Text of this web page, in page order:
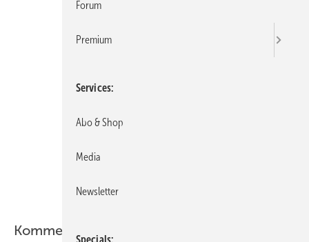
Kommentar
Forum
Premium
Services
Abo & Shop
Media
Newsletter
Specials